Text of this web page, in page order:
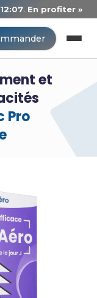
. En profiter »
et
Pro